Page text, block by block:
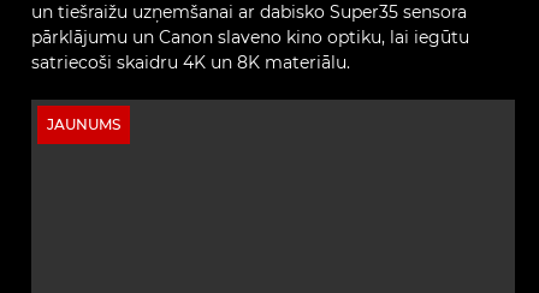
un tiešraižu uzņemšanai ar dabisko Super35 sensora
pārklājumu un Canon slaveno kino optiku, lai iegūtu
satriecoši skaidru 4K un 8K materiālu.
JAUNUMS